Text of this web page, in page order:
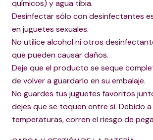
químicos) y agua tibia.
Desinfectar sólo con desinfectantes
en juguetes sexuales.
No utilice alcohol ni otros
que pueden causar daños.
Deje que el producto se seque
de volver a guardarlo en su embalaje.
No guardes tus juguetes favoritos
dejes que se toquen entre sí. Debido
temperaturas, corren el riesgo de